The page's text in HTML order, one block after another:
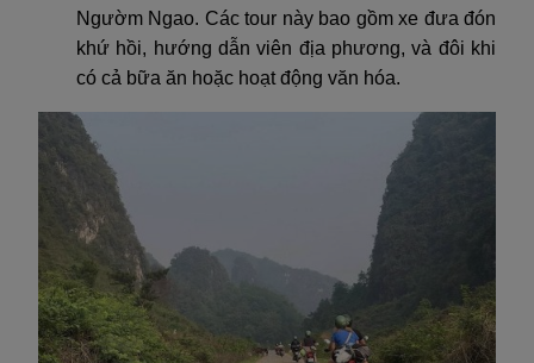
Ngườm Ngao. Các tour này bao gồm xe đưa đón
khứ hồi, hướng dẫn viên địa phương, và đôi khi
có cả bữa ăn hoặc hoạt động văn hóa.